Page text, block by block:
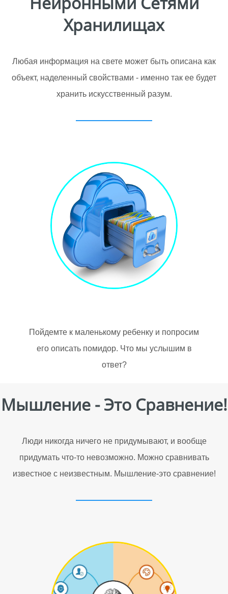
Хранилищах
Любая информация на свете может быть описана как
объект, наделенный свойствами - именно так ее будет
хранить искусственный разум.
Пойдемте к маленькому ребенку и попросим
его описать помидор. Что мы услышим в
ответ?
Мышление - Это Сравнение!
Люди никогда ничего не придумывают, и вообще
придумать что-то невозможно. Можно сравнивать
известное с неизвестным. Мышление-это сравнение!